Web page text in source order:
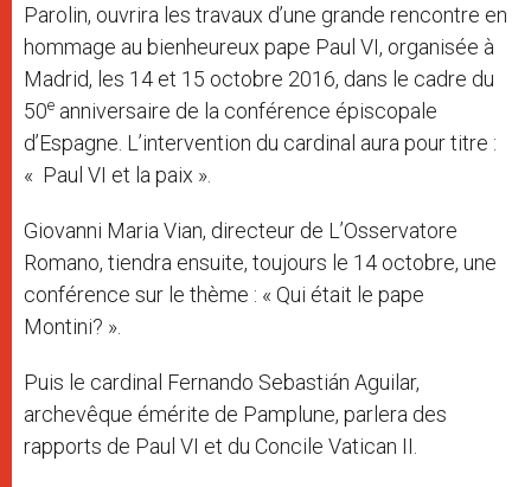
Parolin, ouvrira les travaux d’une grande rencontre en
hommage au bienheureux pape Paul VI, organisée à
Madrid, les 14 et 15 octobre 2016, dans le cadre du
50e anniversaire de la conférence épiscopale
d’Espagne. L’intervention du cardinal aura pour titre :
« Paul VI et la paix ».
Giovanni Maria Vian, directeur de L’Osservatore
Romano, tiendra ensuite, toujours le 14 octobre, une
conférence sur le thème : « Qui était le pape
Montini? ».
Puis le cardinal Fernando Sebastián Aguilar,
archevêque émérite de Pamplune, parlera des
rapports de Paul VI et du Concile Vatican II.